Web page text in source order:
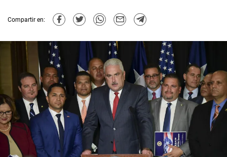
Compartir en: